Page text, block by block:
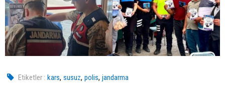
Etiketler : kars,susuz,polis,jandarma